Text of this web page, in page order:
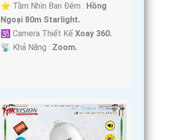
⭐ Tầm Nhìn Ban Đêm : Hồng
Ngoại 80m Starlight.
🕉️ Camera Thiết KếXoay 360.
️📡 Khả Năng : Zoom.